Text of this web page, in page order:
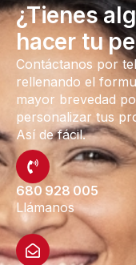
¿Tienes
hacer tu
Contáctanos por
rellenando el
mayor brevedad
personalizar tus
Así de fácil.
680 928 005
Llámanos